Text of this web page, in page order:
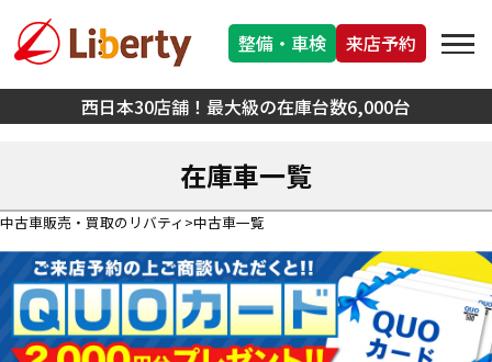
西日本30店舗！最大級の在庫台数6,000台
整備・車検 来店予約
在庫車一覧
中古車販売・買取のリバティ 中古車一覧